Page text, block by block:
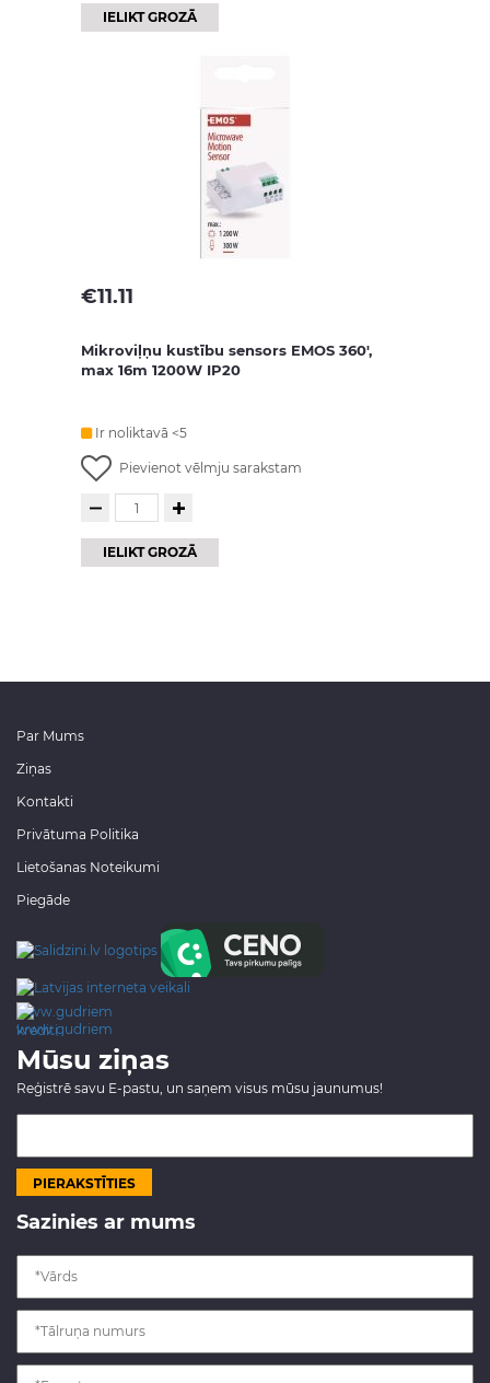
IELIKT GROZĀ
€11.11
Mikroviļņu kustību sensors EMOS 360',
max 16m 1200W IP20
Ir noliktavā <5
Pievienot vēlmju sarakstam
IELIKT GROZĀ
Par Mums
Ziņas
Kontakti
Privātuma Politika
Lietošanas Noteikumi
Piegāde
www.gudriem.lv/atrie-
krediti
Mūsu ziņas
Reģistrē savu E-pastu, un saņem visus mūsu jaunumus!
Sazinies ar mums